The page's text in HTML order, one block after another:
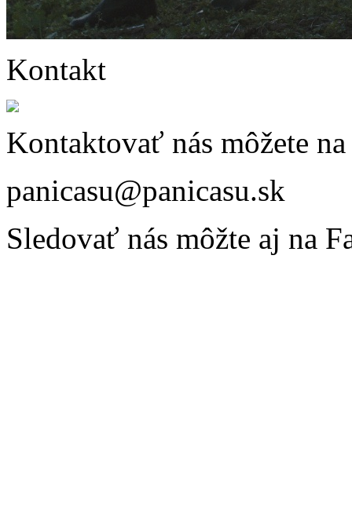
Kontakt
Kontaktovať nás môžete na
panicasu@panicasu.sk
Sledovať nás môžte aj na